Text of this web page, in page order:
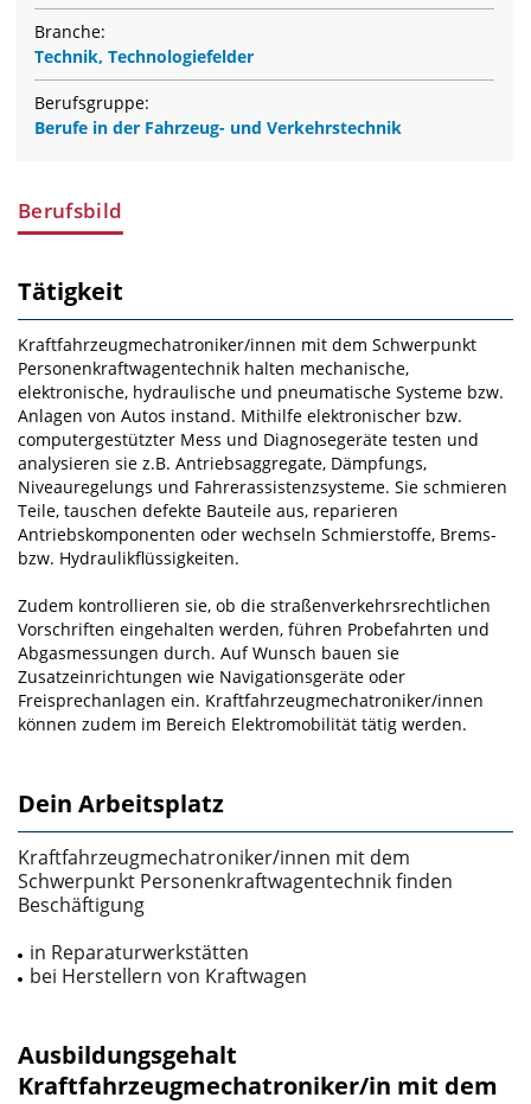
Branche:
Technik, Technologiefelder
Berufsgruppe:
Berufe in der Fahrzeug- und Verkehrstechnik
Berufsbild
Tätigkeit
Kraftfahrzeugmechatroniker/innen mit dem Schwerpunkt
Personenkraftwagentechnik halten mechani­sche,
elektronische, hydraulische und pneumatische Systeme bzw.
Anlagen von Autos instand. Mithil­fe elektronischer bzw.
computergestützter Mess­ und Diagnosegeräte testen und
analysieren sie z.B. Antriebsaggregate, Dämpfungs­,
Niveauregelungs­ und Fahrerassistenzsysteme. Sie schmieren
Teile, tauschen defekte Bauteile aus, reparieren
Antriebskomponenten oder wechseln Schmierstoffe, Brems­
bzw. Hydraulikflüssigkeiten.
Zudem kontrollieren sie, ob die straßenverkehrsrechtlichen
Vor­schriften eingehalten werden, führen Probefahrten und
Abgasmessungen durch. Auf Wunsch bauen sie
Zusatzeinrichtungen wie Navigationsgeräte oder
Freisprechanlagen ein. Kraftfahrzeugmechatroni­ker/innen
können zudem im Bereich Elektromobilität tätig werden.
Dein Arbeitsplatz
Kraftfahrzeugmechatroniker/innen mit dem
Schwerpunkt Personenkraftwagentechnik finden
Beschäfti­gung
in Reparaturwerkstätten
bei Herstellern von Kraftwagen
Ausbildungsgehalt
Kraftfahrzeugmechatroniker/in mit dem